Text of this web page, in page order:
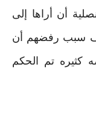
أن أراها إلى
سبب رفضهم أن
كثيره تم الحكم